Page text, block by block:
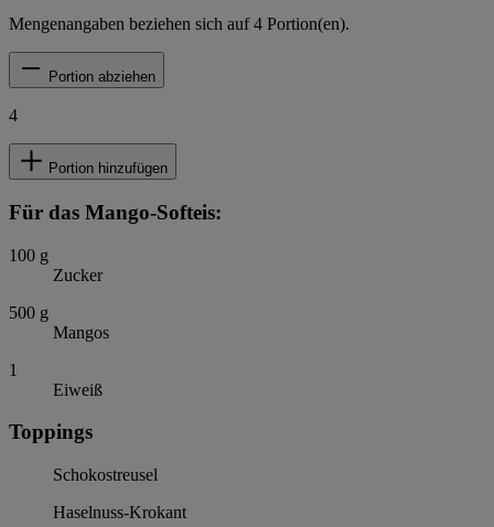
Mengenangaben beziehen sich auf4 Portion(en).
Portion abziehen
4
Portion hinzufügen
Für das Mango-Softeis:
100 g
Zucker
500 g
Mangos
1
Eiweiß
Toppings
Schokostreusel
Haselnuss-Krokant